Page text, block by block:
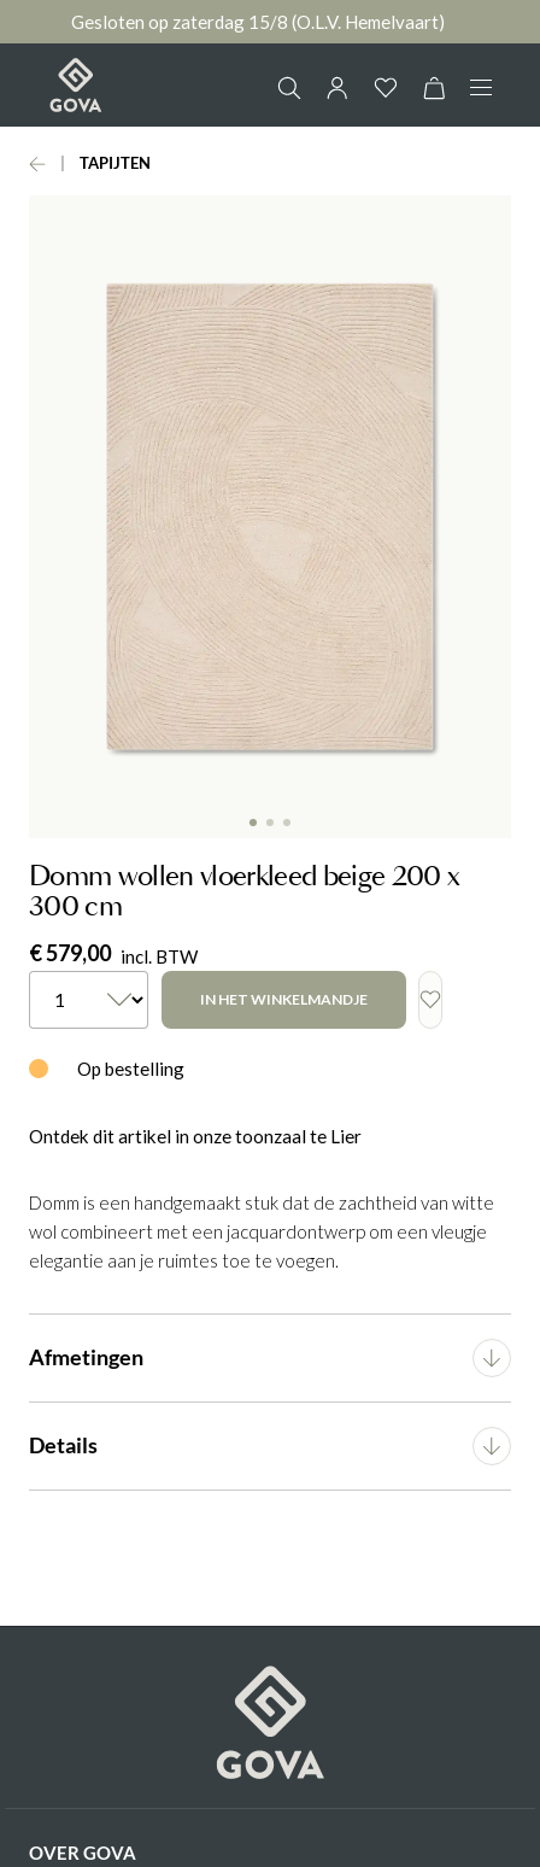
Gesloten op zaterdag 15/8 (O.L.V. Hemelvaart)
Collectie
Merken
Nieuws & Inspiratie
Contact
AANMELDEN
ofregistreren
TAPIJTEN
Domm wollen vloerkleed beige 200 x
300 cm
€ 579,00 incl. BTW
IN HET WINKELMANDJE
Op bestelling
Ontdek dit artikel in onze toonzaal te Lier
Domm is een handgemaakt stuk dat de zachtheid van witte
wol combineert met een jacquardontwerp om een vleugje
elegantie aan je ruimtes toe te voegen.
Afmetingen
Diepte 300 cm
Details
Domm wollen vloerkleed beige 200 x
cm
Productnummer: G16350048706
OVER GOVA